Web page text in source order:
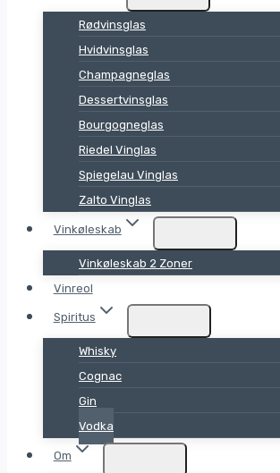
Rødvinsglas
Hvidvinsglas
Champagneglas
Dessertvinsglas
Bourgogneglas
Riedel Vinglas
Spiegelau Vinglas
Zalto Vinglas
Vinkøleskab
Vinkøleskab 2 Zoner
Vinreol
Spiritus
Whisky
Cognac
Gin
Vodka
Om